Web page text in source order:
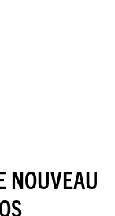
NOUVEAU